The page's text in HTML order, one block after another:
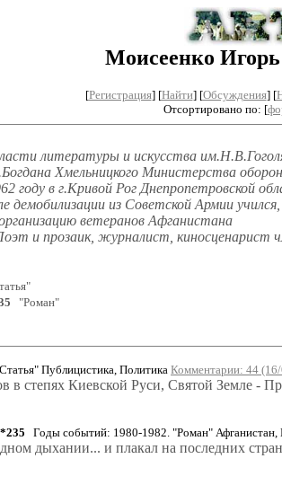
Моисеенко
[Регистрация] [Найти] [Обсуждения] [
Отсортировано по: [
литературы и искусства
Хмельницкого Министерства
году в г.Кривой Рог Днепропетровской
из Советской Армии учился,
ветеранов Афганистана
и прозаик, журналист, киносценарист
"Роман"
Публицистика, Политика Комментарии: 44
в степях Киевской Руси, Святой Земле -
Годы событий: 1980-1982. "Роман" Афганистан,
дыхании... и плакал на последних